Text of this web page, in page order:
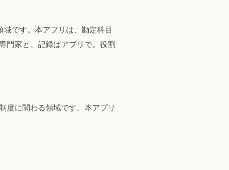
です。本アプリは、勘定科目
門家と、記録はアプリで。役割
度に関わる領域です。本アプリ